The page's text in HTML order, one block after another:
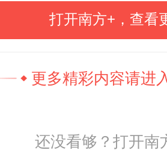
市3个功能区、32个
发了《广东自然资
质量发展工程”应知
中宣讲的参训对象
打开南方+，查看
更多精彩内容请进
还没看够？打开南